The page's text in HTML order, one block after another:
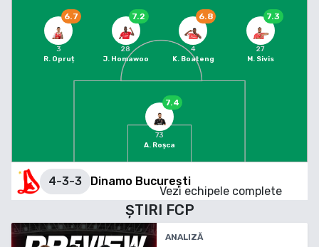
6.7
3
R. Opruț
7.2
28
J. Homawoo
6.8
4
K. Boateng
7.3
27
M. Sivis
7.4
73
A. Roșca
4-3-3 Dinamo București
Vezi echipele complete
ȘTIRI FCP
ANALIZĂ